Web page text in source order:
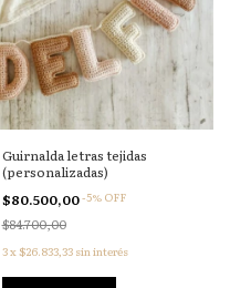
Guirnalda letras tejidas
(personalizadas)
$80.500,00-5% OFF
$84.700,00
3x$26.833,33 sin interés